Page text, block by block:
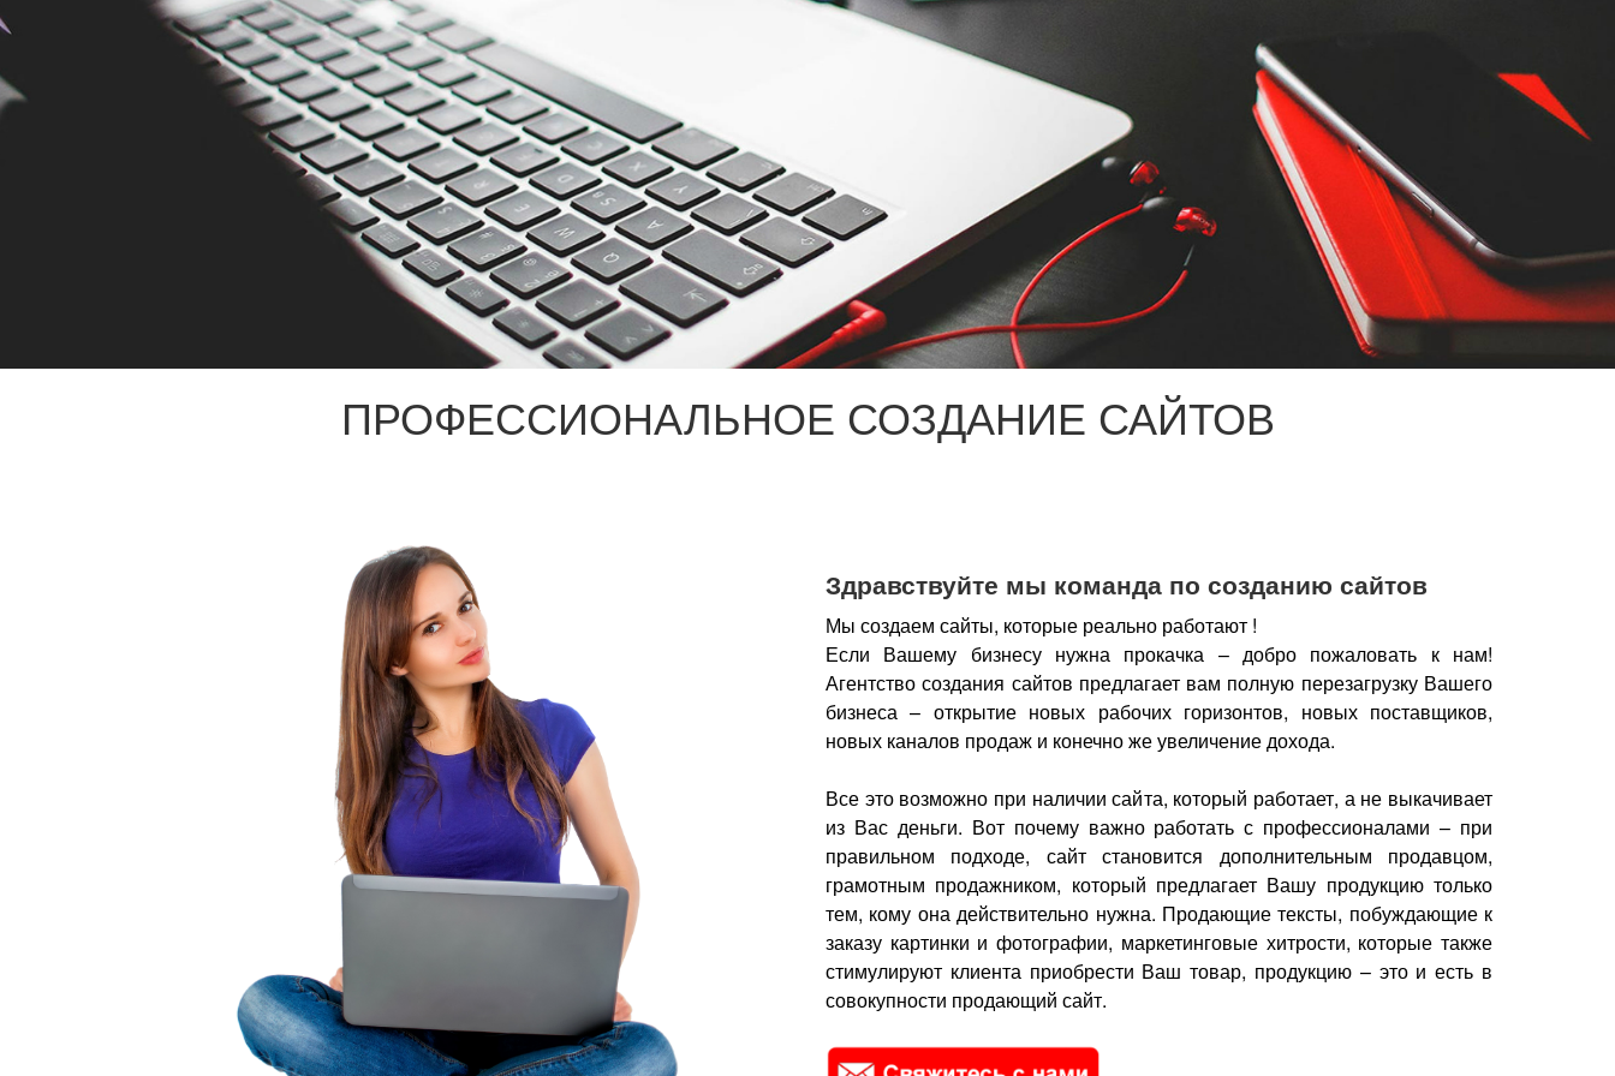
ПРОФЕССИОНАЛЬНОЕ СОЗДАНИЕ САЙТОВ
Здравствуйте мы команда по созданию сайтов
Мы создаем сайты, которые реально работают !
Если Вашему бизнесу нужна прокачка – добро пожаловать к нам!
Агентство создания сайтов предлагает вам полную перезагрузку Вашего
бизнеса – открытие новых рабочих горизонтов, новых поставщиков,
новых каналов продаж и конечно же увеличение дохода.
Все это возможно при наличии сайта, который работает, а не выкачивает
из Вас деньги. Вот почему важно работать с профессионалами – при
правильном подходе, сайт становится дополнительным продавцом,
грамотным продажником, который предлагает Вашу продукцию только
тем, кому она действительно нужна. Продающие тексты, побуждающие к
заказу картинки и фотографии, маркетинговые хитрости, которые также
стимулируют клиента приобрести Ваш товар, продукцию – это и есть в
совокупности продающий сайт.